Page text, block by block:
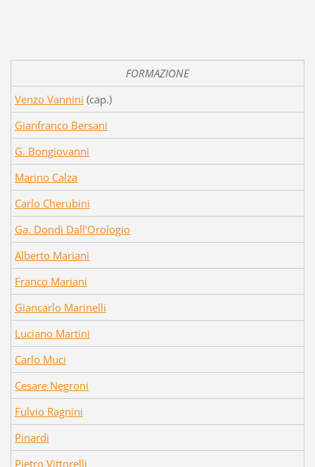
FORMAZIONE
Venzo Vannini (cap.)
Gianfranco Bersani
G. Bongiovanni
Marino Calza
Carlo Cherubini
Ga. Dondi Dall'Orologio
Alberto Mariani
Franco Mariani
Giancarlo Marinelli
Luciano Martini
Carlo Muci
Cesare Negroni
Fulvio Ragnini
Pinardi
Pietro Vittorelli